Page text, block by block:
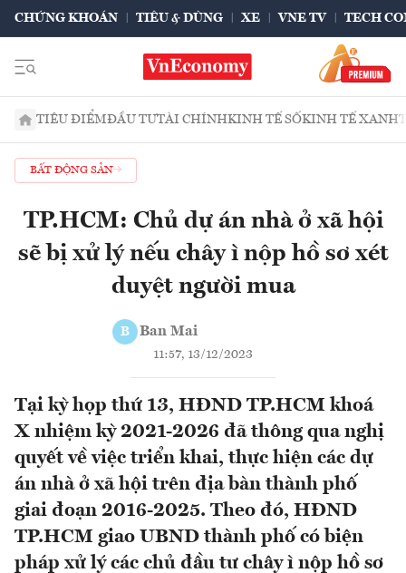
CHỨNG KHOÁN TIÊU & DÙNG XE VNE TV TECH
TIÊU ĐIỂMĐẦU TƯTÀI CHÍNHKINH TẾ SỐKINH TẾ XANH
BẤT ĐỘNG SẢN
TP.HCM: Chủ dự án nhà ở xã hội
sẽ bị xử lý nếu chây ì nộp hồ sơ xét
duyệt người mua
B Ban Mai
11:57, 13/12/2023
Tại kỳ họp thứ 13, HĐND TP.HCM khoá
X nhiệm kỳ 2021-2026 đã thông qua nghị
quyết về việc triển khai, thực hiện các dự
án nhà ở xã hội trên địa bàn thành phố
giai đoạn 2016-2025. Theo đó, HĐND
TP.HCM giao UBND thành phố có biện
pháp xử lý các chủ đầu tư chây ì nộp hồ sơ